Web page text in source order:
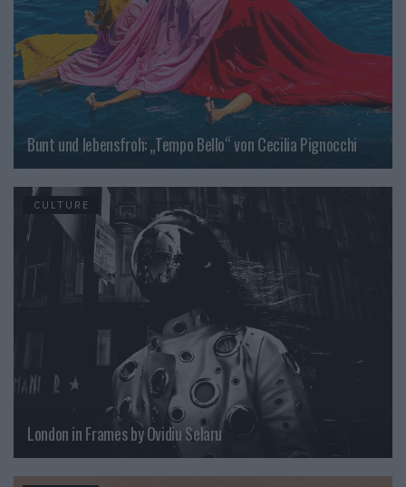
Bunt und lebensfroh: „Tempo Bello“ von Cecilia Pignocchi
CULTURE
London in Frames by Ovidiu Selaru